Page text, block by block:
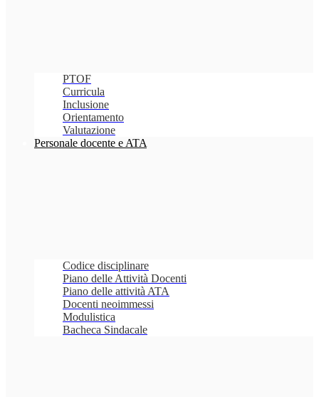
PTOF
Curricula
Inclusione
Orientamento
Valutazione
Personale docente e ATA
Codice disciplinare
Piano delle Attività Docenti
Piano delle attività ATA
Docenti neoimmessi
Modulistica
Bacheca Sindacale